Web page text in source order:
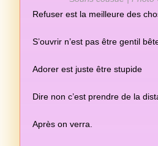
Refuser est la meilleure des
S’ouvrir n’est pas être gentil
Adorer est juste être stupide
Dire non c’est prendre de la
Après on verra.